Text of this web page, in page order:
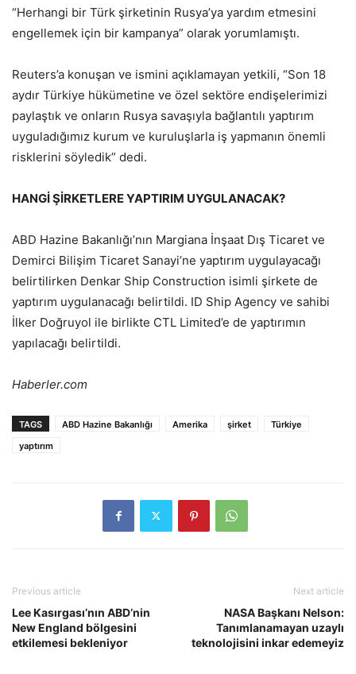
“Herhangi bir Türk şirketinin Rusya’ya yardım etmesini
engellemek için bir kampanya” olarak yorumlamıştı.
Reuters’a konuşan ve ismini açıklamayan yetkili, “Son 18
aydır Türkiye hükümetine ve özel sektöre endişelerimizi
paylaştık ve onların Rusya savaşıyla bağlantılı yaptırım
uyguladığımız kurum ve kuruluşlarla iş yapmanın önemli
risklerini söyledik” dedi.
HANGİ ŞİRKETLERE YAPTIRIM UYGULANACAK?
ABD Hazine Bakanlığı’nın Margiana İnşaat Dış Ticaret ve
Demirci Bilişim Ticaret Sanayi’ne yaptırım uygulayacağı
belirtilirken Denkar Ship Construction isimli şirkete de
yaptırım uygulanacağı belirtildi. ID Ship Agency ve sahibi
İlker Doğruyol ile birlikte CTL Limited’e de yaptırımın
yapılacağı belirtildi.
Haberler.com
TAGS ABD Hazine Bakanlığı Amerika şirket
Türkiye
yaptırım
Previous article
Lee Kasırgası’nın ABD’nin
New England bölgesini
etkilemesi bekleniyor
Next article
NASA Başkanı Nelson:
Tanımlanamayan uzaylı
teknolojisini inkar edemeyiz